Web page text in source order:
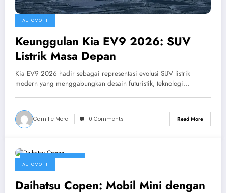
AUTOMOTIF
Keunggulan Kia EV9 2026: SUV
Listrik Masa Depan
Kia EV9 2026 hadir sebagai representasi evolusi SUV listrik
modern yang menggabungkan desain futuristik, teknologi…
Camille Morel 0 Comments Read More
AUTOMOTIF
Daihatsu Copen: Mobil Mini dengan